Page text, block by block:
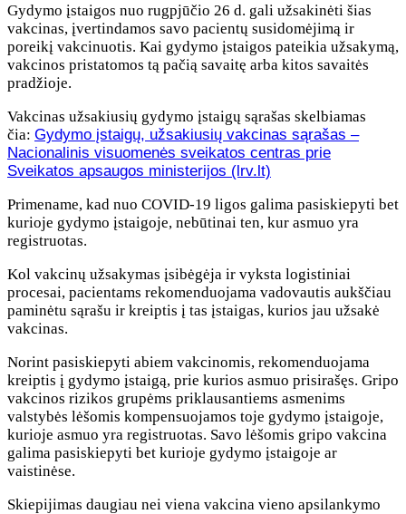
Gydymo įstaigos nuo rugpjūčio 26 d. gali užsakinėti šias
vakcinas, įvertindamos savo pacientų susidomėjimą ir
poreikį vakcinuotis. Kai gydymo įstaigos pateikia užsakymą,
vakcinos pristatomos tą pačią savaitę arba kitos savaitės
pradžioje.
Vakcinas užsakiusių gydymo įstaigų sąrašas skelbiamas
čia: Gydymo įstaigų, užsakiusių vakcinas sąrašas –
Nacionalinis visuomenės sveikatos centras prie
Sveikatos apsaugos ministerijos (lrv.lt)
Primename, kad nuo COVID-19 ligos galima pasiskiepyti bet
kurioje gydymo įstaigoje, nebūtinai ten, kur asmuo yra
registruotas.
Kol vakcinų užsakymas įsibėgėja ir vyksta logistiniai
procesai, pacientams rekomenduojama vadovautis aukščiau
paminėtu sąrašu ir kreiptis į tas įstaigas, kurios jau užsakė
vakcinas.
Norint pasiskiepyti abiem vakcinomis, rekomenduojama
kreiptis į gydymo įstaigą, prie kurios asmuo prisirašęs. Gripo
vakcinos rizikos grupėms priklausantiems asmenims
valstybės lėšomis kompensuojamos toje gydymo įstaigoje,
kurioje asmuo yra registruotas. Savo lėšomis gripo vakcina
galima pasiskiepyti bet kurioje gydymo įstaigoje ar
vaistinėse.
Skiepijimas daugiau nei viena vakcina vieno apsilankymo